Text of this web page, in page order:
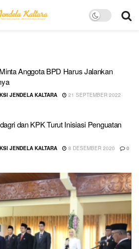
Anggota BPD Harus Jalankan
JENDELA KALTARA
21 SEPTEMBER 2022
dan KPK Turut Inisiasi Penguatan
JENDELA KALTARA 8 DESEMBER 2020 0